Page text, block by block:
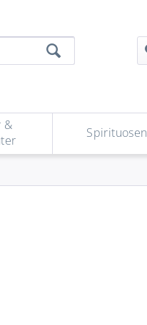
&
Spirituosen